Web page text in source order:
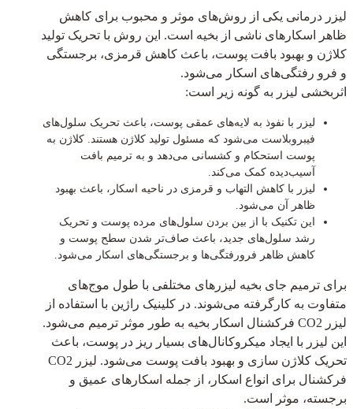
لیزر درمانی یکی از روش‌های موثر و محبوب برای کاهش
ظاهر اسکارهای ناشی از بخیه است. این روش با تحریک تولید
کلاژن و بهبود بافت پوست، باعث کاهش قرمزی، برجستگی
و فرو رفتگی‌های اسکار می‌شود.
اثربخشی لیزر به گونه زیر است:
لیزر با نفوذ به لایه‌های عمقی پوست، باعث تحریک سلول‌های
فیبروبلاست می‌شود که مسئول تولید کلاژن هستند. کلاژن به
پوست استحکام و کشسانی می‌دهد و به ترمیم بافت
آسیب‌دیده کمک می‌کند.
لیزر با کاهش التهاب و قرمزی در ناحیه اسکار، باعث بهبود
ظاهر آن می‌شود.
این تکنیک با از بین بردن سلول‌های مرده پوست و تحریک
رشد سلول‌های جدید، باعث صاف‌تر شدن سطح پوست و
کاهش ظاهر فرورفتگی‌ها و برجستگی‌های اسکار می‌شود.
برای ترمیم جای بخیه لیزرهای مختلفی با طول موج‌های
متفاوت به کارگرفته می‌شوند. در کلینیک راژین با استفاده از
لیزر CO2 فرکشنال اسکار بخیه به طور موثر ترمیم می‌شود.
این لیزر با ایجاد میکروکانال‌های بسیار ریز در پوست، باعث
تحریک کلاژن سازی و بهبود بافت پوست می‌شود. لیزر CO2
فرکشنال برای انواع اسکار، از جمله اسکارهای عمیق و
برجسته، موثر است.